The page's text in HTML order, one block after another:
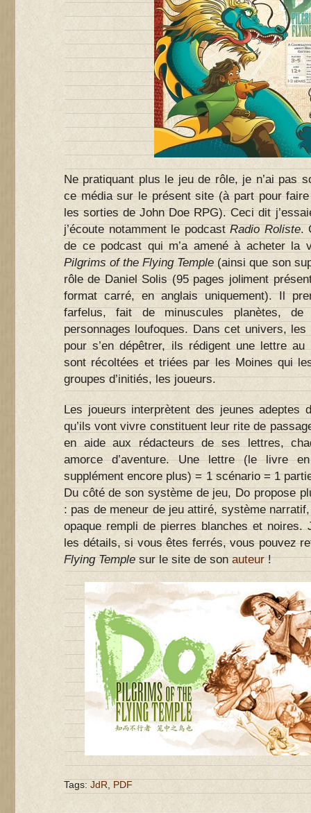
Ne pratiquant plus le jeu de rôle, je n’ai pas
ce média sur le présent site (à part pour
les sorties de John Doe RPG). Ceci dit
j’écoute notamment le podcastRadio Roliste.
de ce podcast qui m’a amené à acheter la
Pilgrims of the Flying Temple(ainsi que son
rôle de Daniel Solis (95 pages joliment
format carré, en anglais uniquement). Il
farfelus, fait de minuscules planètes,
personnages loufoques. Dans cet univers,
pour s’en dépêtrer, ils rédigent une lettre
sont récoltées et triées par les Moines qui
groupes d’initiés, les joueurs.
Les joueurs interprètent des jeunes adeptes
qu’ils vont vivre constituent leur rite de
en aide aux rédacteurs de ses lettres,
amorce d’aventure. Une lettre (le livre
supplément encore plus) = 1 scénario = 1
Du côté de son système de jeu, Do propose
: pas de meneur de jeu attiré, système
opaque rempli de pierres blanches et noires.
les détails, si vous êtes ferrés, vous pouvez
Flying Templesur le site de sonauteur!
Tags: JdR PDF